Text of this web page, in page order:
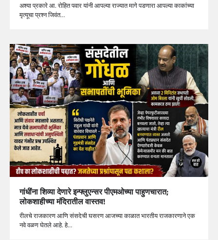
अश्या प्रकारे आ. रोहित पवार यांनी आपल्या राज्यात मागे पडणारा आपल्या काकांच्या
मृत्यूचा प्रश्न जिवंत…
गांधींना शिव्या देणारे इन्फ्लुएन्सर पीएमओच्या पाहुणचारात;
लोकशाहीच्या मंदिरातील वास्तव!
रीलचे राजकारण आणि संसदेची घसरण आजच्या काळात भारतीय राजकारणाने एक
नवे वळण घेतले आहे. हे…